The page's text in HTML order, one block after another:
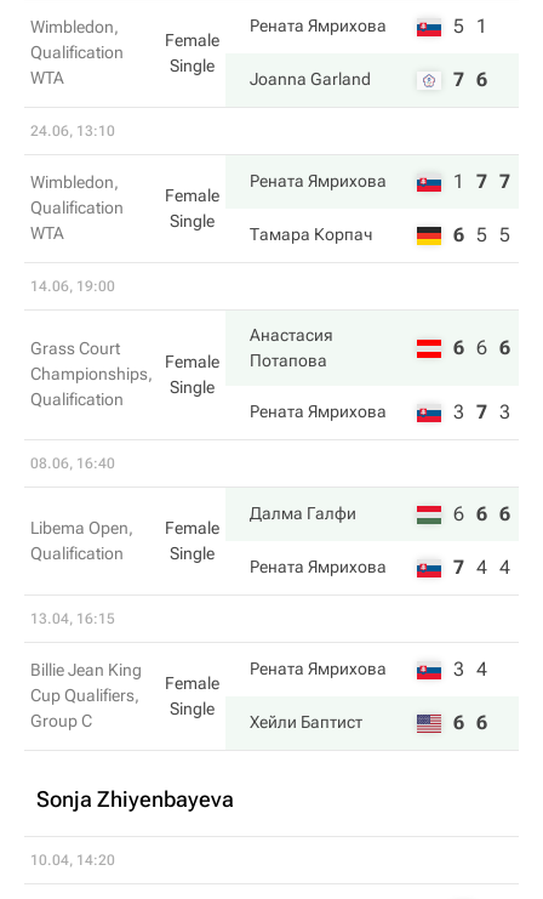
Wimbledon,
Qualification
WTA
Female
Single
Рената Ямрихова 5 1
Joanna Garland 7 6
24.06, 13:10
Wimbledon,
Qualification
WTA
Female
Single
Рената Ямрихова 1 7 7
Тамара Корпач 6 5 5
14.06, 19:00
Grass Court
Championships,
Qualification
Female
Single
Анастасия
Потапова
6 6 6
Рената Ямрихова 3 7 3
08.06, 16:40
Libema Open,
Qualification
Female
Single
Далма Галфи 6 6 6
Рената Ямрихова 7 4 4
13.04, 16:15
Billie Jean King
Cup Qualifiers,
Group C
Female
Single
Рената Ямрихова 3 4
Хейли Баптист 6 6
Sonja Zhiyenbayeva
10.04, 14:20